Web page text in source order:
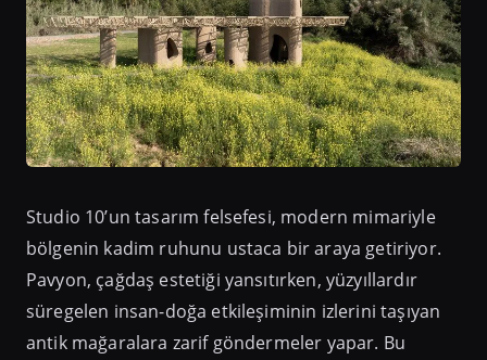
Studio 10’un tasarım felsefesi, modern mimariyle
bölgenin kadim ruhunu ustaca bir araya getiriyor.
Pavyon, çağdaş estetiği yansıtırken, yüzyıllardır
süregelen insan-doğa etkileşiminin izlerini taşıyan
antik mağaralara zarif göndermeler yapar. Bu